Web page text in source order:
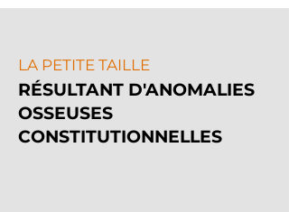
LA PETITE TAILLE
RÉSULTANT D'ANOMALIES
OSSEUSES
CONSTITUTIONNELLES